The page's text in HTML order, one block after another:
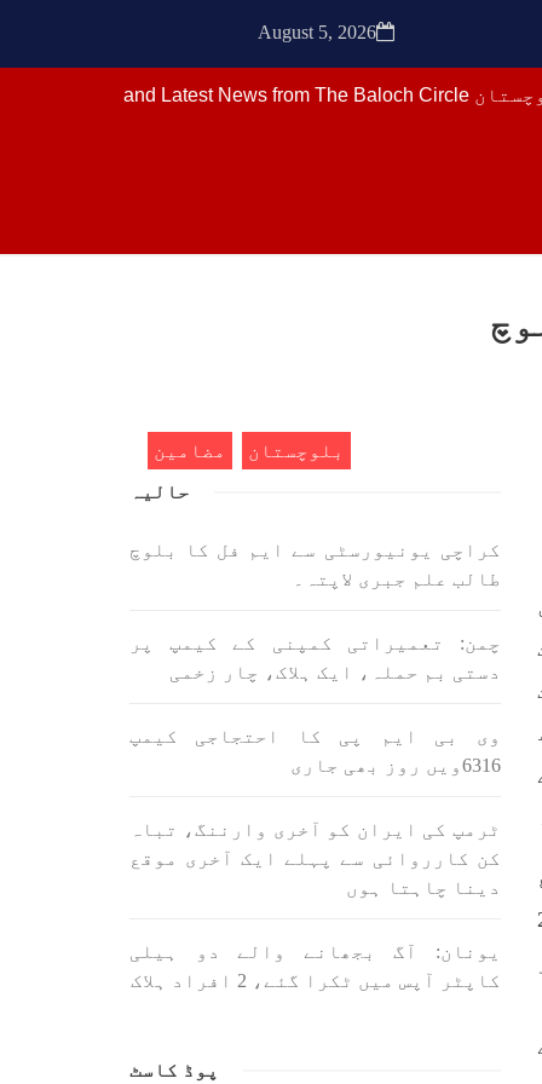
August 5, 2026
بلوچستان کے علاقے آواران میں
نجمہ بلوچ ولد دل سرد
دی
ہے
یہاں بے اعتمادی کو خدا حافظ
جاۓ ، گوہٹے مجادلہ (ٹکراؤ)
SHARE
ادا
ہے
1700 VIEWS جون 3, 2023
کہانی یہیں ختم ہوتی ہے۔ حانی
جہاں جبر مسلسل نے ایک طرف تو
بلوچ قوم کے ان سوئے ہوئے یا
مطالعہ پاکستان کے
SHARE
بلوچستان
مضامین
سرشار 22
حالیہ
کراچی یونیورسٹی سے ایم فل کا بلوچ
طالب علم جبری لاپتہ۔
چمن: تعمیراتی کمپنی کے کیمپ پر
دستی بم حملہ، ایک ہلاک، چار زخمی
وی بی ایم پی کا احتجاجی کیمپ
6316ویں روز بھی جاری
ٹرمپ کی ایران کو آخری وارننگ، تباہ
کن کارروائی سے پہلے ایک آخری موقع
دینا چاہتا ہوں
یونان: آگ بجھانے والے دو ہیلی
کاپٹر آپس میں ٹکرا گئے، 2 افراد ہلاک
پوڈ کاسٹ